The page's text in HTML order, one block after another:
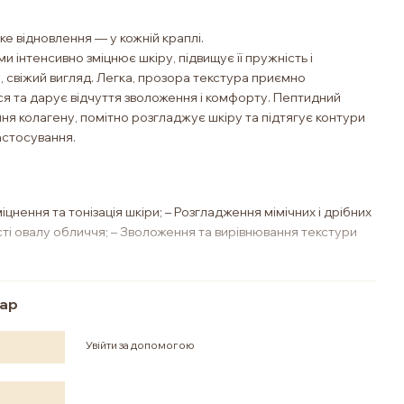
відновлення — у кожній краплі.
інтенсивно зміцнює шкіру, підвищує її пружність і
вигляд. Легка, прозора текстура приємно
та дарує відчуття зволоження і комфорту. Пептидний
колагену, помітно розгладжує шкіру та підтягує контури
та тонізація шкіри; – Розгладження мімічних і дрібних
овалу обличчя; – Зволоження та вирівнювання текстури
на зміїну отруту: швидко розгладжує мімічні
синтез гіалуронової кислоти та колагену. Сприяє
еластичність і підтягує контури обличчя.
Увійти за допомогою